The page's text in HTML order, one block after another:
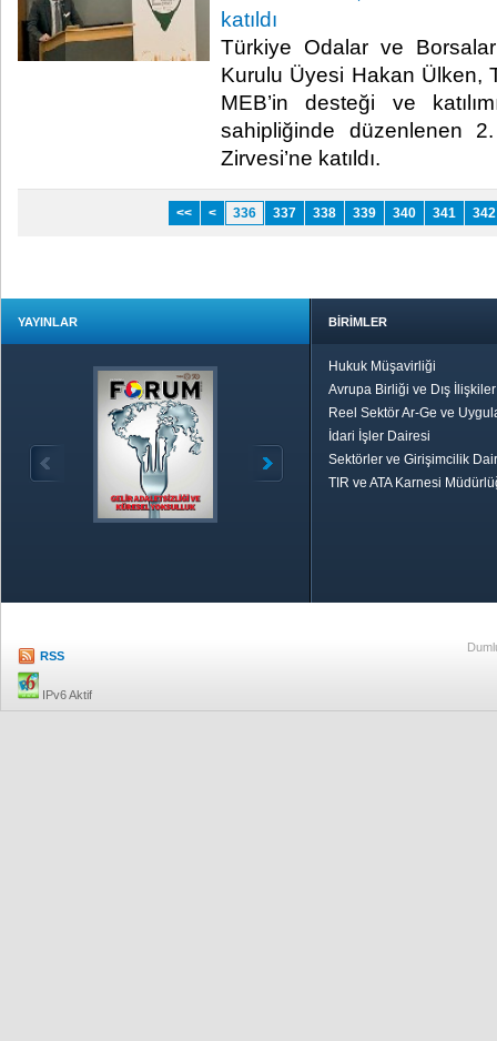
katıldı
Türkiye Odalar ve
Kurulu Üyesi Hakan Ülken,
MEB’in desteği ve
sahipliğinde düzenlenen
Zirvesi’ne katıldı. ​
<< < 336 337 338 339 340 341 342
YAYINLAR BİRİMLER
Hukuk Müşavirliği
Avrupa Birliği ve Dış
Reel Sektör Ar-Ge ve
İdari İşler Dairesi
Sektörler ve Girişimcilik
TIR ve ATA Karnesi
RSS
IPv6 Aktif